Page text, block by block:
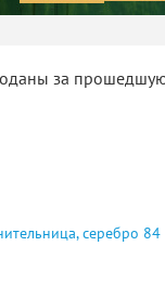
за
серебро 84